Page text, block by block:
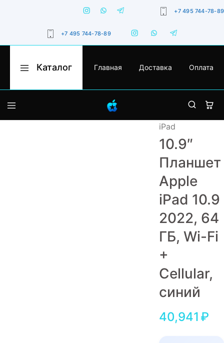
+7 495 744-78-89
+7 495 744-78-89
Apple
Оригинальная
гарантией,
доставкой
по
Каталог Главная Доставка Оплата
iPad
10.9″
Планшет
Apple
iPad 10.9
2022, 64
ГБ, Wi-Fi
+
Cellular,
синий
40,941 ₽